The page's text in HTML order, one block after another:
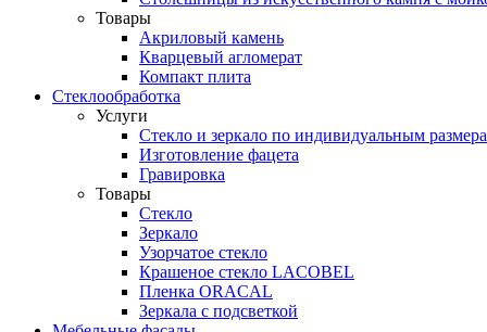
Товары
Акриловый камень
Кварцевый агломерат
Компакт плита
Стеклообработка
Услуги
Стекло и зеркало по индивидуальным
Изготовление фацета
Гравировка
Товары
Стекло
Зеркало
Узорчатое стекло
Крашеное стекло LACOBEL
Пленка ORACAL
Зеркала с подсветкой